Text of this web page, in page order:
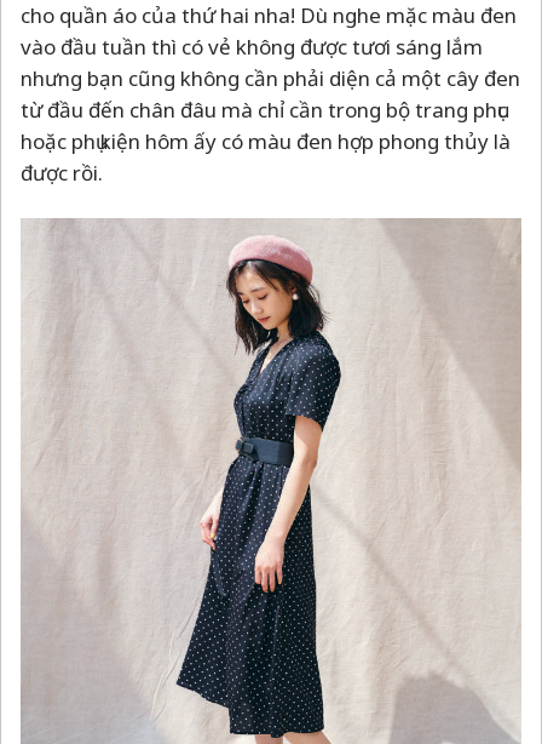
cho quần áo của thứ hai nha! Dù nghe mặc màu đen
vào đầu tuần thì có vẻ không được tươi sáng lắm
nhưng bạn cũng không cần phải diện cả một cây đen
từ đầu đến chân đâu mà chỉ cần trong bộ trang phục
hoặc phụ kiện hôm ấy có màu đen hợp phong thủy là
được rồi.